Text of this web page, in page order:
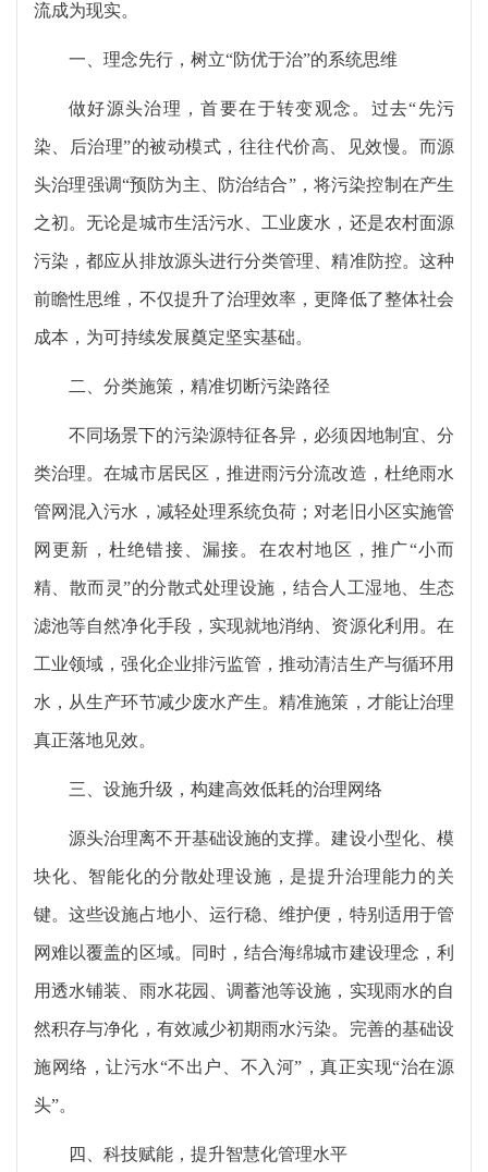
流成为现实。
一、理念先行，树立“防优于治”的系统思维
做好源头治理，首要在于转变观念。过去“先污
染、后治理”的被动模式，往往代价高、见效慢。而源
头治理强调“预防为主、防治结合”，将污染控制在产生
之初。无论是城市生活污水、工业废水，还是农村面源
污染，都应从排放源头进行分类管理、精准防控。这种
前瞻性思维，不仅提升了治理效率，更降低了整体社会
成本，为可持续发展奠定坚实基础。
二、分类施策，精准切断污染路径
不同场景下的污染源特征各异，必须因地制宜、分
类治理。在城市居民区，推进雨污分流改造，杜绝雨水
管网混入污水，减轻处理系统负荷；对老旧小区实施管
网更新，杜绝错接、漏接。在农村地区，推广“小而
精、散而灵”的分散式处理设施，结合人工湿地、生态
滤池等自然净化手段，实现就地消纳、资源化利用。在
工业领域，强化企业排污监管，推动清洁生产与循环用
水，从生产环节减少废水产生。精准施策，才能让治理
真正落地见效。
三、设施升级，构建高效低耗的治理网络
源头治理离不开基础设施的支撑。建设小型化、模
块化、智能化的分散处理设施，是提升治理能力的关
键。这些设施占地小、运行稳、维护便，特别适用于管
网难以覆盖的区域。同时，结合海绵城市建设理念，利
用透水铺装、雨水花园、调蓄池等设施，实现雨水的自
然积存与净化，有效减少初期雨水污染。完善的基础设
施网络，让污水“不出户、不入河”，真正实现“治在源
头”。
四、科技赋能，提升智慧化管理水平